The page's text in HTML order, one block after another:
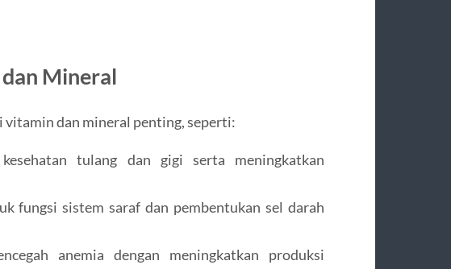
Mineral
vitamin dan mineral penting, seperti:
tulang dan gigi serta meningkatkan
fungsi sistem saraf dan pembentukan sel darah
anemia dengan meningkatkan produksi